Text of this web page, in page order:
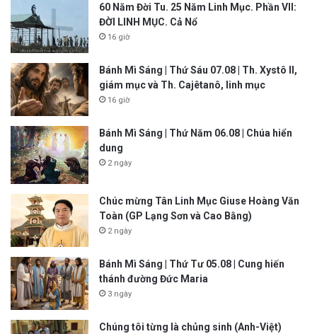
60 Năm Đời Tu. 25 Năm Linh Mục. Phần VII:
ĐỜI LINH MỤC. Cả Nổ
16 giờ
Bánh Mì Sáng | Thứ Sáu 07.08 | Th. Xystô II,
giám mục và Th. Cajêtanô, linh mục
16 giờ
Bánh Mì Sáng | Thứ Năm 06.08 | Chúa hiển
dung
2 ngày
Chúc mừng Tân Linh Mục Giuse Hoàng Văn
Toàn (GP Lạng Sơn và Cao Bằng)
2 ngày
Bánh Mì Sáng | Thứ Tư 05.08 | Cung hiến
thánh đường Đức Maria
3 ngày
Chúng tôi từng là chủng sinh (Anh-Việt)